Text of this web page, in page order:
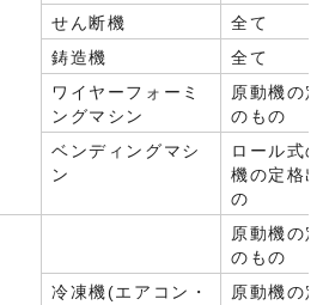
せん断機
全て
鋳造機
全て
ワイヤーフォーミ
ングマシン
原動機の
のもの
ベンディングマシ
ン
ロール式
機の定格
の
原動機の
のもの
冷凍機(エアコン・
原動機の